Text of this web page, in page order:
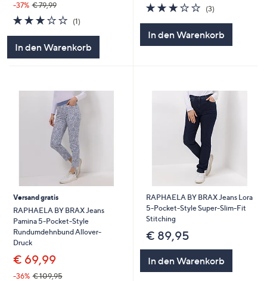
-37% € 79,99
3.0
von
(1)1
In den Warenkorb
3.0
von
(3)3
In den Warenkorb
Versand gratis
RAPHAELA BY BRAX Jeans
Pamina 5-Pocket-Style
Rundumdehnbund Allover-
Druck
€ 69,99
-36% € 109,95
RAPHAELA BY BRAX Jeans Lora
5-Pocket-Style Super-Slim-Fit
Stitching
€ 89,95
In den Warenkorb